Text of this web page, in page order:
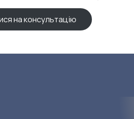
на консультацію